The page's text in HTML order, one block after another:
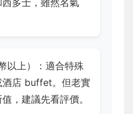
多士，雖然名氣
以上）：適合特殊
酒店 buffet。但老實
，建議先看評價。